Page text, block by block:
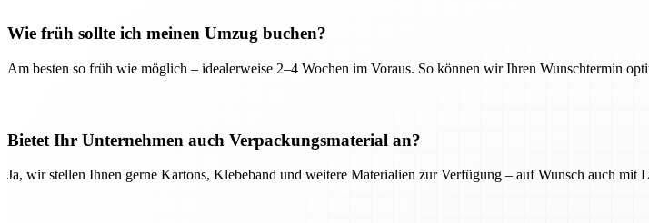
Wie früh sollte ich meinen Umzug buchen?
Am besten so früh wie möglich – idealerweise 2–4 Wochen im Voraus. So können wir Ihren Wunschtermin
Bietet Ihr Unternehmen auch Verpackungsmaterial an?
Ja, wir stellen Ihnen gerne Kartons, Klebeband und weitere Materialien zur Verfügung – auf Wunsch auch mit